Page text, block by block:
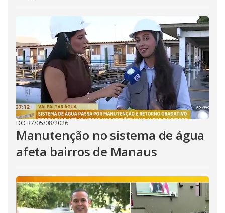
DO R7/05/08/2026
Manutenção no sistema de água
afeta bairros de Manaus